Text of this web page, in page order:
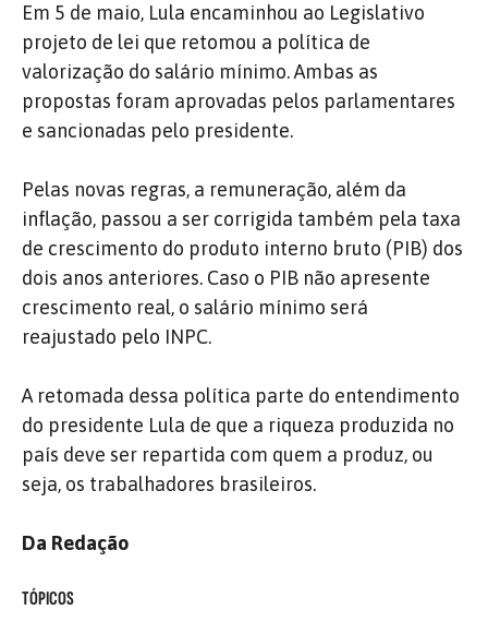
Em 5 de maio, Lula encaminhou ao Legislativo
projeto de lei que retomou a política de
valorização do salário mínimo. Ambas as
propostas foram aprovadas pelos parlamentares
e sancionadas pelo presidente.
Pelas novas regras, a remuneração, além da
inflação, passou a ser corrigida também pela taxa
de crescimento do produto interno bruto (PIB) dos
dois anos anteriores. Caso o PIB não apresente
crescimento real, o salário mínimo será
reajustado pelo INPC.
A retomada dessa política parte do entendimento
do presidente Lula de que a riqueza produzida no
país deve ser repartida com quem a produz, ou
seja, os trabalhadores brasileiros.
Da Redação
TÓPICOS